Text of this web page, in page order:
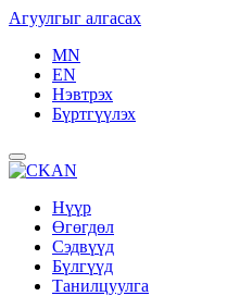
Агуулгыг алгасах
MN
EN
Нэвтрэх
Бүртгүүлэх
Нүүр
Өгөгдөл
Сэдвүүд
Бүлгүүд
Танилцуулга